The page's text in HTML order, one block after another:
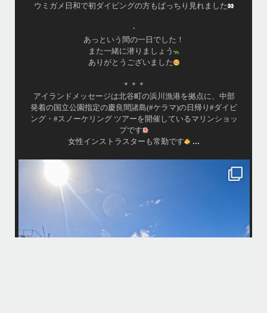
毎日海へ行っております
海が穏やかな日がずーっと続いていてボートダイビングに
は最高のコンディションです！
昔よく潜りに来て下さっていたリピーターさんの子供が10
才になったので一緒にダイビングデビュー…なんて嬉しい
緒させて頂いてます
•
渡嘉敷島の方も夏には珍しい北風つづきのおかげでビーチ
が穏やか
...
island.message
・
最近は、連日クルーザーチャーターのご利用が続いていて梅雨明け後の
パーフェクトな海でバナナボートに船上BBQ、シュノーケリングとお楽
しみ頂いております
何ヶ月も前からやり取りさせて頂き温めていたご予約でしたので、お天